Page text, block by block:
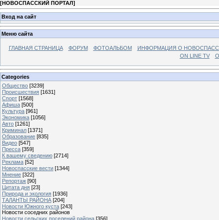
[НОВОСПАССКИЙ ПОРТАЛ]
Вход на сайт
Меню сайта
ГЛАВНАЯ СТРАНИЦА ФОРУМ ФОТОАЛЬБОМ
ИНФОРМАЦИЯ О
ON LINE TV
Categories
Общество [3239]
Происшествия [1631]
Спорт [1568]
Афиша [500]
Культура [961]
Экономика [1056]
Авто [1261]
Криминал [1371]
Образование [835]
Видео [547]
Пресса [359]
К вашему сведению [2714]
Реклама [52]
Новоспасские вести [1344]
Мнение [322]
Репортаж [90]
Цитата дня [23]
Природа и экология [1936]
ТАЛАНТЫ РАЙОНА [204]
Новости Южного куста [243]
Новости соседних районов
Новости сельских поселений района [356]